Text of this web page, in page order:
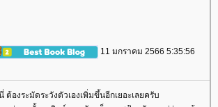
11 มกราคม 2566 5:35:56
ต้องระมัดระวังตัวเองเพิ่มขึ้นอีกเยอะเลยครับ